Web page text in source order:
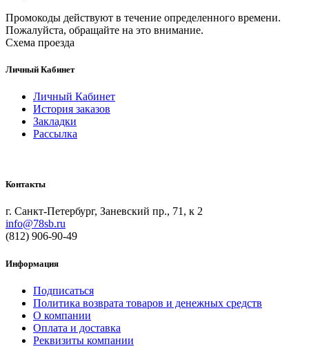
Промокоды действуют в течение определенного времени.
Пожалуйста, обращайте на это внимание.
Схема проезда
Личный Кабинет
Личный Кабинет
История заказов
Закладки
Рассылка
Контакты
г. Санкт-Петербург, Заневский пр., 71, к 2
info@78sb.ru
(812) 906-90-49
Информация
Подписаться
Политика возврата товаров и денежных средств
О компании
Оплата и доставка
Реквизиты компании